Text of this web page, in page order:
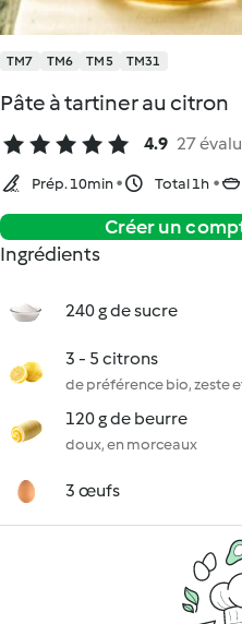
TM7 TM6 TM5 TM31
Pâte à tartiner au citron
4.9 27
Prép. 10min Total 1h
Créer un
Ingrédients
240 g de sucre
3 - 5 citrons
de préférence bio, zeste
120 g de beurre
doux, en morceaux
3 œufs